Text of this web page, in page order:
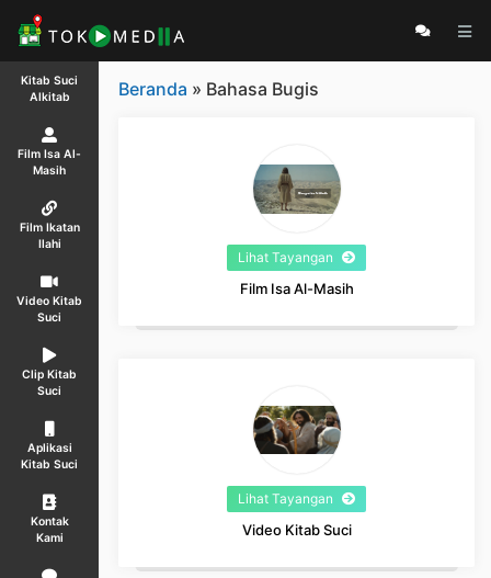
Kitab Suci
Alkitab
Film Isa Al-
Masih
Film Ikatan
Ilahi
Video Kitab
Suci
Clip Kitab
Suci
Aplikasi
Kitab Suci
Kontak
Kami
Beranda » Bahasa Bugis
Lihat Tayangan
Film Isa Al-Masih
Lihat Tayangan
Video Kitab Suci